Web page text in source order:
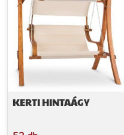
KERTI HINTAÁGY